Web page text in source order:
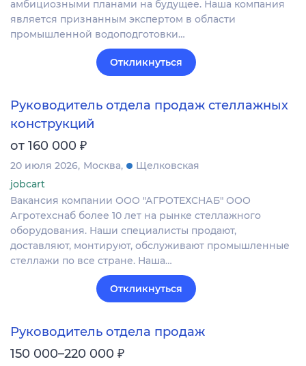
амбициозными планами на будущее. Наша компания
является признанным экспертом в области
промышленной водоподготовки…
Откликнуться
Руководитель отдела продаж стеллажных
конструкций
от 160 000 ₽
20 июля 2026 Москва
Щелковская
jobcart
Вакансия компании ООО "АГРОТЕХСНАБ" ООО
Агротехснаб более 10 лет на рынке стеллажного
оборудования. Наши специалисты продают,
доставляют, монтируют, обслуживают промышленные
стеллажи по все стране. Наша…
Откликнуться
Руководитель отдела продаж
150 000–220 000 ₽